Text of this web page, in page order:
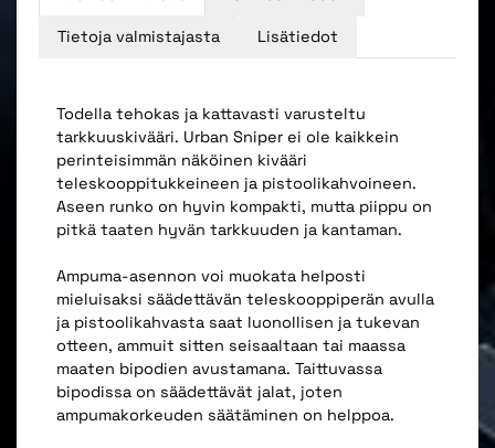
Tietoja valmistajasta Lisätiedot
Todella tehokas ja kattavasti varusteltu
tarkkuuskivääri. Urban Sniper ei ole kaikkein
perinteisimmän näköinen kivääri
teleskooppitukkeineen ja pistoolikahvoineen.
Aseen runko on hyvin kompakti, mutta piippu on
pitkä taaten hyvän tarkkuuden ja kantaman.
Ampuma-asennon voi muokata helposti
mieluisaksi säädettävän teleskooppiperän avulla
ja pistoolikahvasta saat luonollisen ja tukevan
otteen, ammuit sitten seisaaltaan tai maassa
maaten bipodien avustamana. Taittuvassa
bipodissa on säädettävät jalat, joten
ampumakorkeuden säätäminen on helppoa.